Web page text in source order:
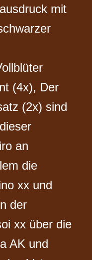
mit
(4x), Der
(2x) sind
an
die
xx und
der
xx über die
AK und